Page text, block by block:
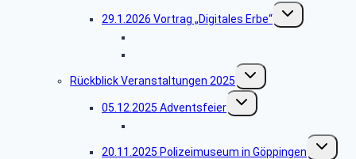
29.1.2026 Vortrag „Digitales Erbe“
Untermenü
umschalten
Rückblick Veranstaltungen 2025
Untermenü
umschalten
05.12.2025 Adventsfeier
Untermenü
umschalten
20.11.2025 Polizeimuseum in Göppingen